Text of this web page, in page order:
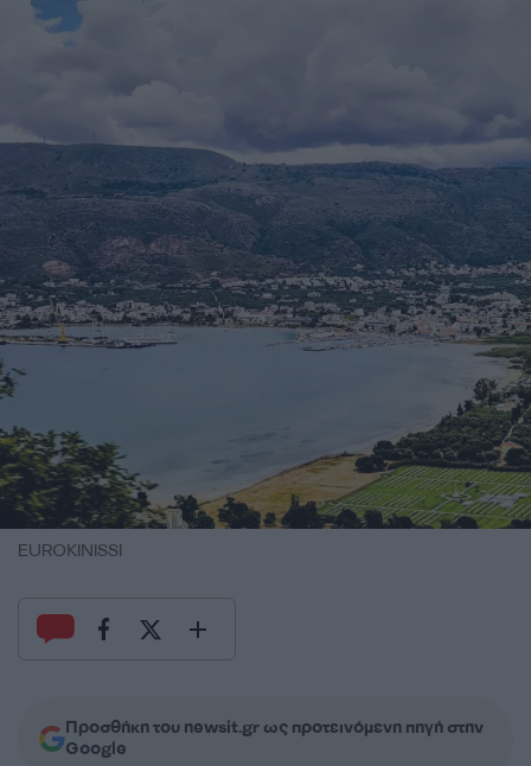
EUROKINISSI
Προσθήκη του newsit.gr ως προτεινόμενη πηγή στην
Google